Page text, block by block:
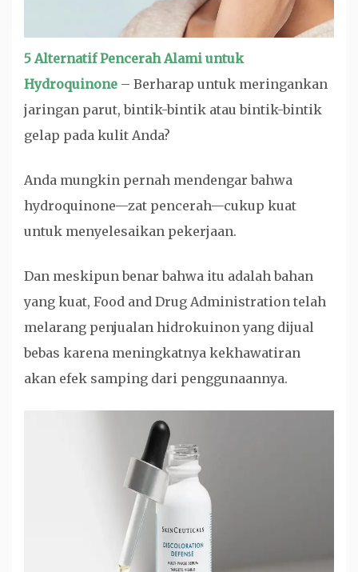
5 Alternatif Pencerah Alami untuk
Hydroquinone – Berharap untuk meringankan
jaringan parut, bintik-bintik atau bintik-bintik
gelap pada kulit Anda?
Anda mungkin pernah mendengar bahwa
hydroquinone—zat pencerah—cukup kuat
untuk menyelesaikan pekerjaan.
Dan meskipun benar bahwa itu adalah bahan
yang kuat, Food and Drug Administration telah
melarang penjualan hidrokuinon yang dijual
bebas karena meningkatnya kekhawatiran
akan efek samping dari penggunaannya.